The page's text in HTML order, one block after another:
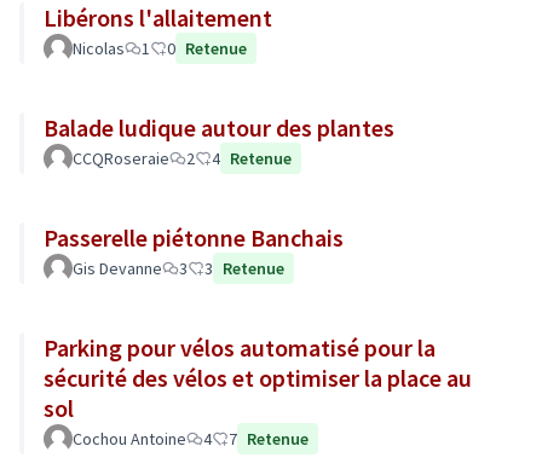
Libérons l'allaitement
Nicolas 1 0 Retenue
Balade ludique autour des plantes
CCQRoseraie 2 4 Retenue
Passerelle piétonne Banchais
Gis Devanne 3 3 Retenue
Parking pour vélos automatisé pour la
sécurité des vélos et optimiser la place au
sol
Cochou Antoine 4 7 Retenue